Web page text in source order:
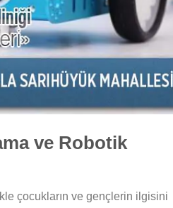
ve Robotik
çocukların ve gençlerin ilgisini